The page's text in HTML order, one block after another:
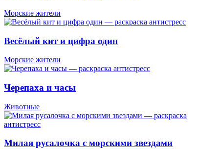
Морские жители
Весёлый кит и цифра один
Морские жители
Черепаха и часы
Животные
Милая русалочка с морскими звездами